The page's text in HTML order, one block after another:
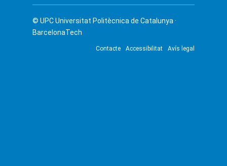
© UPCUniversitat Politècnica de Catalunya ·
BarcelonaTech
Contacte Accessibilitat Avís legal